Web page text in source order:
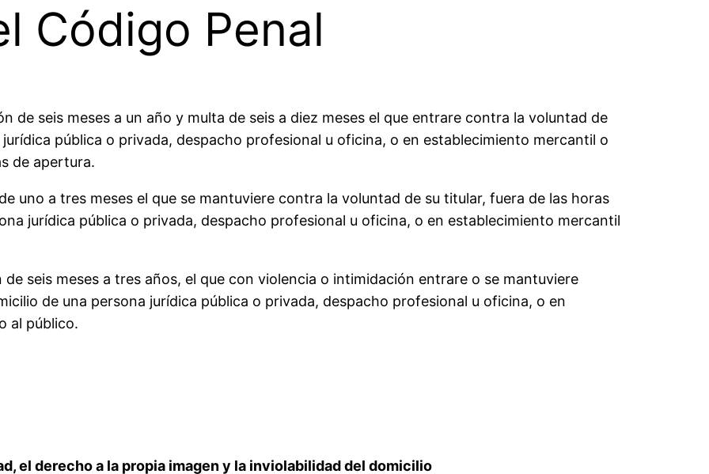
Código Penal
de seis meses a un año y multa de seis a diez meses el que entrare contra la voluntad de
pública o privada, despacho profesional u oficina, o en establecimiento mercantil o
de apertura.
uno a tres meses el que se mantuviere contra la voluntad de su titular, fuera de las horas
jurídica pública o privada, despacho profesional u oficina, o en establecimiento mercantil
seis meses a tres años, el que con violencia o intimidación entrare o se mantuviere
de una persona jurídica pública o privada, despacho profesional u oficina, o en
al público.
el derecho a la propia imagen y la inviolabilidad del domicilio